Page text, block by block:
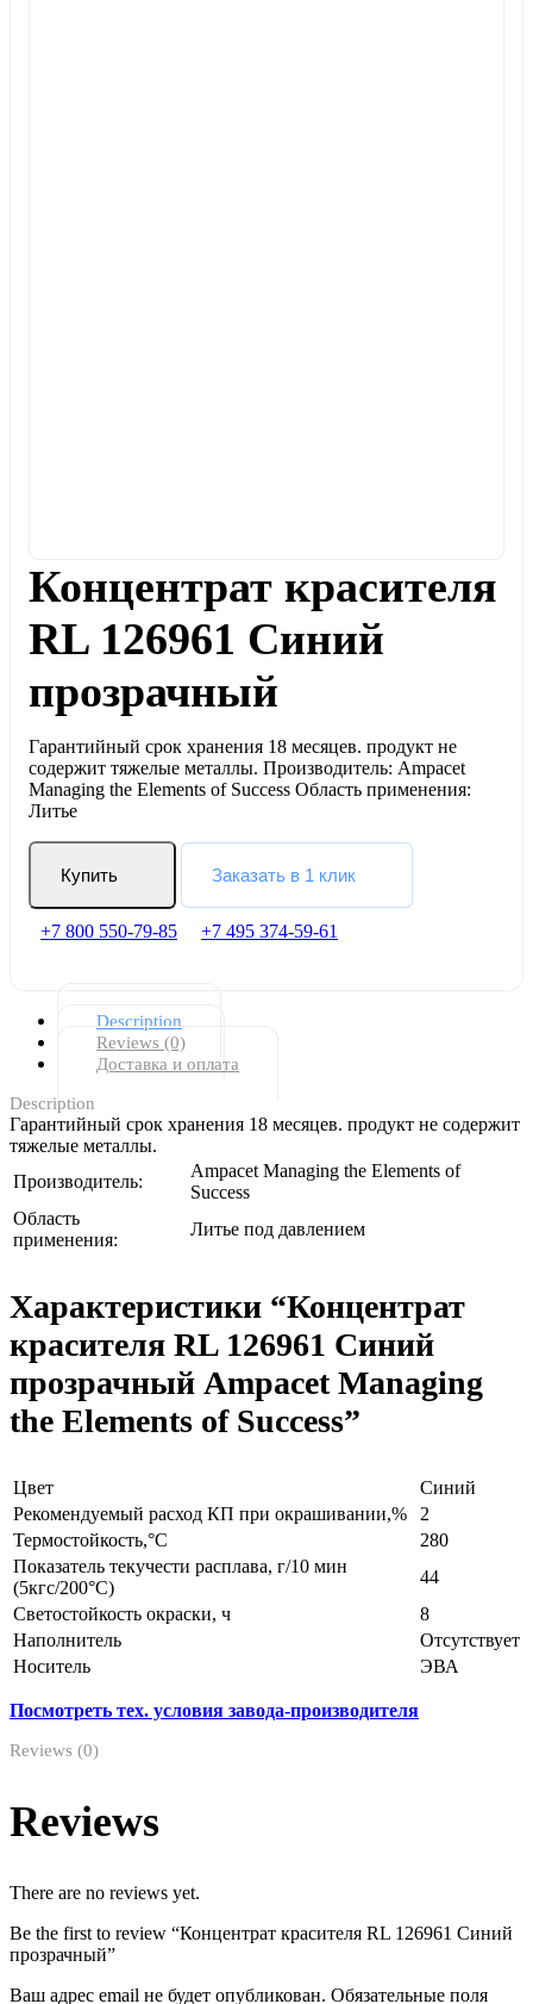
Концентрат красителя
RL 126961 Синий
прозрачный
Гарантийный срок хранения 18 месяцев. продукт не
содержит тяжелые металлы. Производитель: Ampacet
Managing the Elements of Success Область применения:
Литье
Купить Заказать в 1 клик
+7 800 550-79-85 +7 495 374-59-61
Description
Reviews (0)
Доставка и оплата
Description
Гарантийный срок хранения 18 месяцев. продукт не содержит
тяжелые металлы.
Производитель:
Ampacet Managing the Elements of
Success
Область
применения:
Литье под давлением
Характеристики “Концентрат
красителя RL 126961 Синий
прозрачный Ampacet Managing
the Elements of Success”
Цвет
Синий
Рекомендуемый расход КП при окрашивании,%
2
Термостойкость,°С
280
Показатель текучести расплава, г/10 мин
(5кгс/200°С)
44
Светостойкость окраски, ч
8
Наполнитель
Отсутствует
Носитель
ЭВА
Посмотреть тех. условия завода-производителя
Reviews (0)
Reviews
There are no reviews yet.
Be the first to review “Концентрат красителя RL 126961 Синий
прозрачный”
Ваш адрес email не будет опубликован. Обязательные поля